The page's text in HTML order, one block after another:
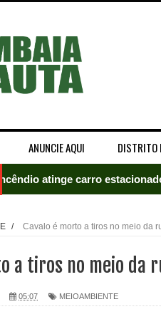
ANUNCIE AQUI DISTRITO
Incêndio atinge carro
do Trabalhador de
mistura de 32% de etanol
/ Cavalo é morto a tiros no meio da
a tiros no meio da
05:07 MEIOAMBIENTE